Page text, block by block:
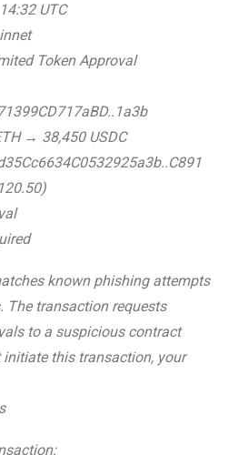
UTC
Token Approval
→ 38,450 USDC
known phishing attempts
The transaction requests
to a suspicious contract
this transaction, your